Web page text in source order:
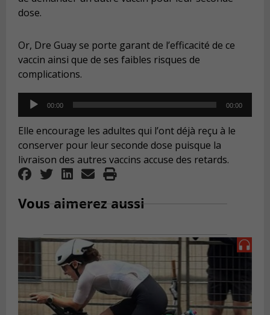
dose.
Or, Dre Guay se porte garant de l’efficacité de ce
vaccin ainsi que de ses faibles risques de
complications.
Audio
Player
00:00 00:00
Elle encourage les adultes qui l’ont déjà reçu à le
conserver pour leur seconde dose puisque la
livraison des autres vaccins accuse des retards.
Vous aimerez aussi